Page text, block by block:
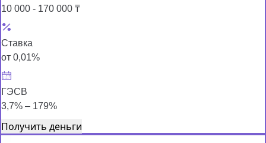
10 000 - 170 000 ₸
Ставка
от 0,01%
ГЭСВ
3,7% – 179%
Получить деньги